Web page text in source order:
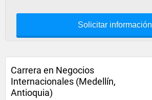
Solicitar información
Carrera en Negocios
Internacionales (Medellín,
Antioquia)